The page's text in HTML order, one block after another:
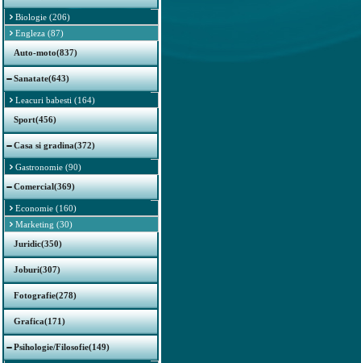
Biologie (206)
Engleza (87)
Auto-moto(837)
Sanatate(643)
Leacuri babesti (164)
Sport(456)
Casa si gradina(372)
Gastronomie (90)
Comercial(369)
Economie (160)
Marketing (30)
Juridic(350)
Joburi(307)
Fotografie(278)
Grafica(171)
Psihologie/Filosofie(149)